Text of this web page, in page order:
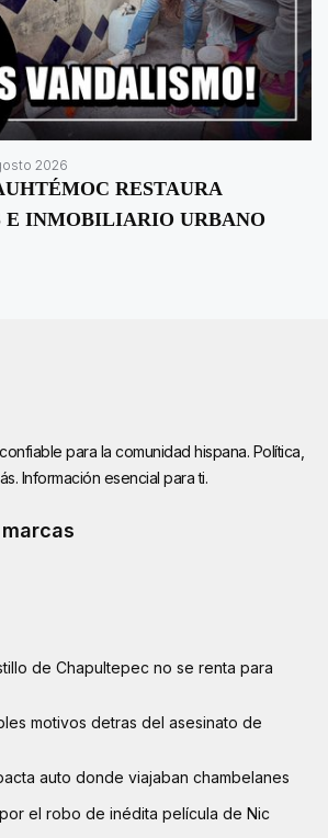
2026
RESTAURA
E INMOBILIARIO URBANO
para la comunidad hispana. Política,
Información esencial para ti.
de Chapultepec no se renta para
motivos detras del asesinato de
auto donde viajaban chambelanes
el robo de inédita película de Nic